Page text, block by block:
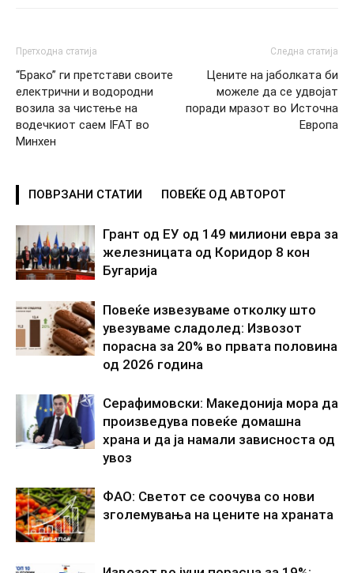
Претходна статија
“Брако” ги претстави своите
електрични и водородни
возила за чистење на
водечкиот саем IFAT во
Минхен
Следна статија
Цените на јаболката би
можеле да се удвојат
поради мразот во Источна
Европа
ПОВРЗАНИ СТАТИИ ПОВЕЌЕ ОД АВТОРОТ
Грант од ЕУ од 149 милиони евра за
железницата од Коридор 8 кон
Бугарија
Повеќе извезуваме отколку што
увезуваме сладолед: Извозот
порасна за 20% во првата половина
од 2026 година
Серафимовски: Македонија мора да
произведува повеќе домашна
храна и да ја намали зависноста од
увоз
ФАО: Светот се соочува со нови
зголемувања на цените на храната